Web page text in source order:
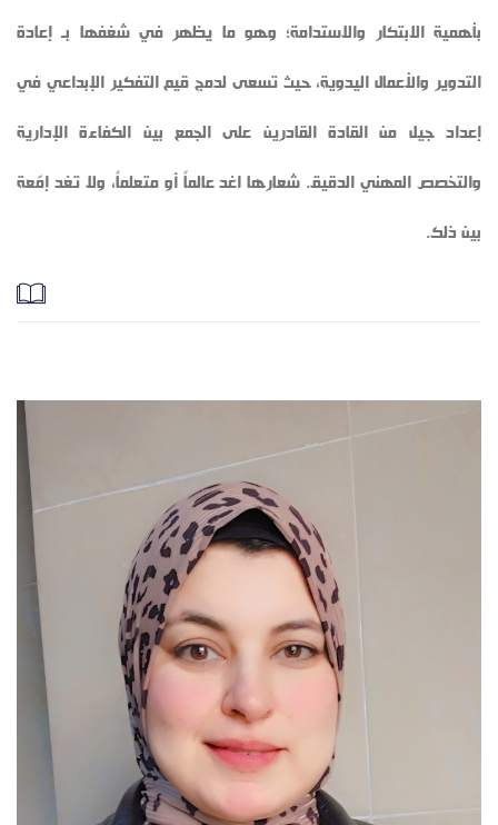
بأهمية الابتكار والاستدامة؛ وهو ما يظهر في شغفها بـ إعادة
التدوير والأعمال اليدوية، حيث تسعى لدمج قيم التفكير الإبداعي في
إعداد جيل من القادة القادرين على الجمع بين الكفاءة الإدارية
والتخصص المهني الدقيق. شعارها اغد عالماً أو متعلماً، ولا تغد إمّعة
بين ذلك.